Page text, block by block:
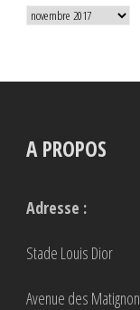
Archives
A PROPOS
Adresse :
Stade Louis Dior
Avenue des Matignon